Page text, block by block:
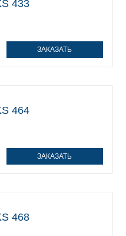
ЗАКАЗАТЬ
ЗАКАЗАТЬ